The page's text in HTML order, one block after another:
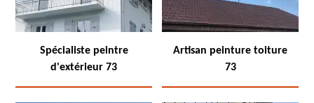
Spécialiste peintre
d'extérieur 73
Artisan peinture toiture
73